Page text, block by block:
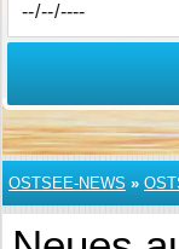
OSTSEE-NEWS »